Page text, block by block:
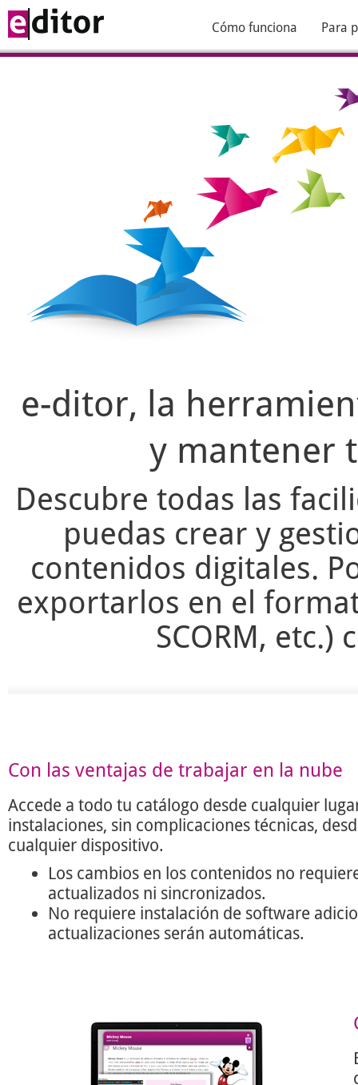
Cómo funciona Para
e-ditor, la
y mantener
Descubre todas las
puedas crear y
contenidos digitales.
exportarlos en el
SCORM, etc.)
Con las ventajas de trabajar en la nube
Accede a todo tu catálogo desde cualquier
instalaciones, sin complicaciones técnicas,
cualquier dispositivo.
Los cambios en los contenidos no
actualizados ni sincronizados.
No requiere instalación de software
actualizaciones serán automáticas.